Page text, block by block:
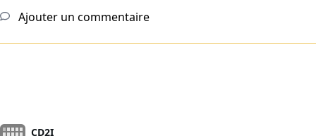
Ajouter un commentaire
CD2I